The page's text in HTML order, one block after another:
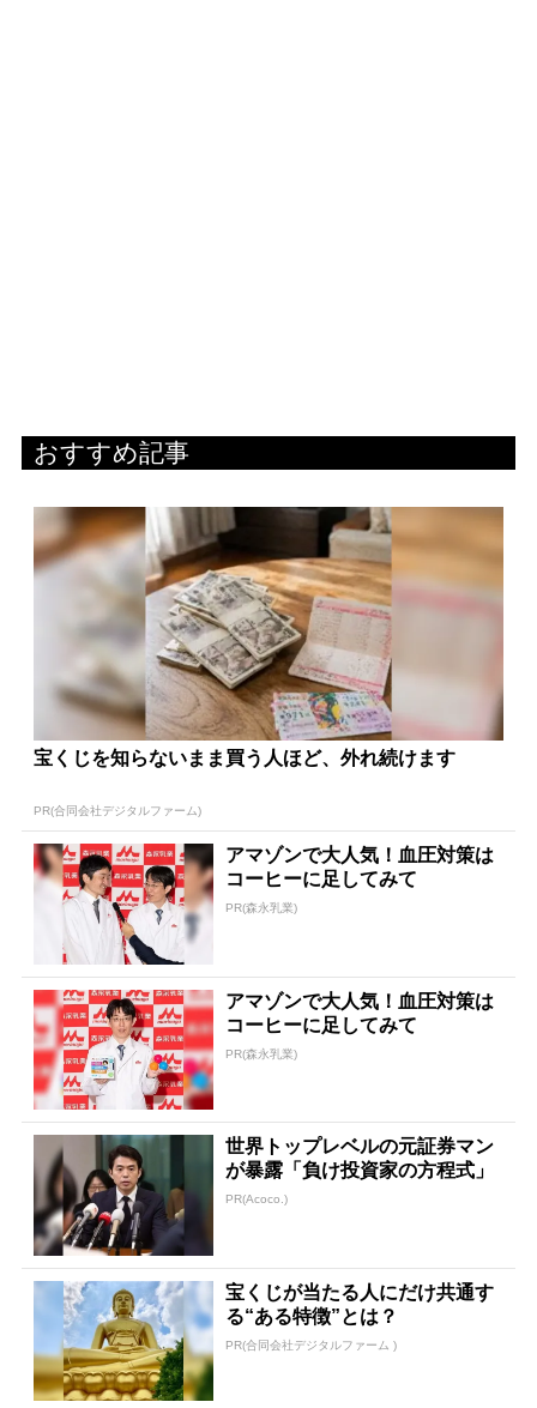
おすすめ記事
宝くじを知らないまま買う人ほど、外れ続けます
PR(合同会社デジタルファーム)
アマゾンで大人気！血圧対策は
コーヒーに足してみて
PR(森永乳業)
アマゾンで大人気！血圧対策は
コーヒーに足してみて
PR(森永乳業)
世界トップレベルの元証券マン
が暴露「負け投資家の方程式」
PR(Acoco.)
宝くじが当たる人にだけ共通す
る“ある特徴”とは？
PR(合同会社デジタルファーム )